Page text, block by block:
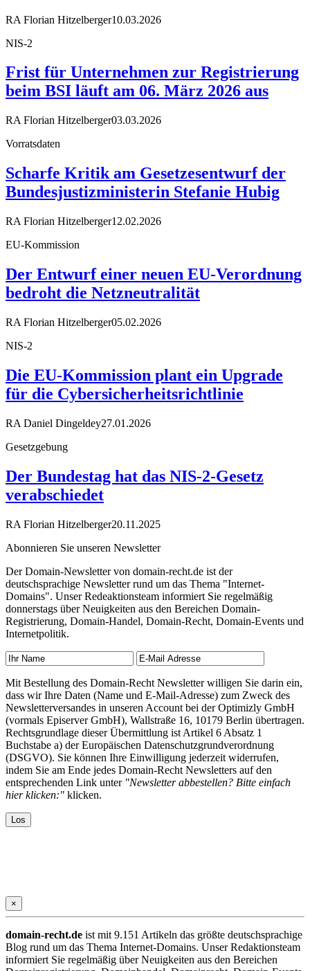
RA Florian Hitzelberger10.03.2026
NIS-2
Frist für Unternehmen zur Registrierung
beim BSI läuft am 06. März 2026 aus
RA Florian Hitzelberger03.03.2026
Vorratsdaten
Scharfe Kritik am Gesetzesentwurf der
Bundesjustizministerin Stefanie Hubig
RA Florian Hitzelberger12.02.2026
EU-Kommission
Der Entwurf einer neuen EU-Verordnung
bedroht die Netzneutralität
RA Florian Hitzelberger05.02.2026
NIS-2
Die EU-Kommission plant ein Upgrade
für die Cybersicherheitsrichtlinie
RA Daniel Dingeldey27.01.2026
Gesetzgebung
Der Bundestag hat das NIS-2-Gesetz
verabschiedet
RA Florian Hitzelberger20.11.2025
Abonnieren Sie unseren Newsletter
Der Domain-Newsletter von domain-recht.de ist der
deutschsprachige Newsletter rund um das Thema "Internet-
Domains". Unser Redeaktionsteam informiert Sie regelmäßig
donnerstags über Neuigkeiten aus den Bereichen Domain-
Registrierung, Domain-Handel, Domain-Recht, Domain-Events und
Internetpolitik.
Mit Bestellung des Domain-Recht Newsletter willigen Sie darin ein,
dass wir Ihre Daten (Name und E-Mail-Adresse) zum Zweck des
Newsletterversandes in unseren Account bei der Optimizly GmbH
(vormals Episerver GmbH), Wallstraße 16, 10179 Berlin übertragen.
Rechtsgrundlage dieser Übermittlung ist Artikel 6 Absatz 1
Buchstabe a) der Europäischen Datenschutzgrundverordnung
(DSGVO). Sie können Ihre Einwilligung jederzeit widerrufen,
indem Sie am Ende jedes Domain-Recht Newsletters auf den
entsprechenden Link unter "Newsletter abbestellen? Bitte einfach
hier klicken:" klicken.
×
domain-recht.de ist mit 9.151 Artikeln das größte deutschsprachige
Blog rund um das Thema Internet-Domains. Unser Redaktionsteam
informiert Sie regelmäßig über Neuigkeiten aus den Bereichen